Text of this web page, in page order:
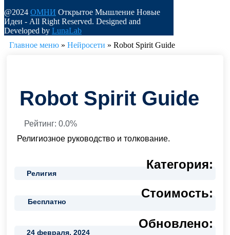
@2024 ОМНИ Открытое Мышление Новые
Идеи - All Right Reserved. Designed and
Developed by LunaLab
Главное меню » Нейросети » Robot Spirit Guide
Robot Spirit Guide
Рейтинг: 0.0%
Религиозное руководство и толкование.
Категория:
Религия
Стоимость:
Бесплатно
Обновлено:
24 февраля, 2024